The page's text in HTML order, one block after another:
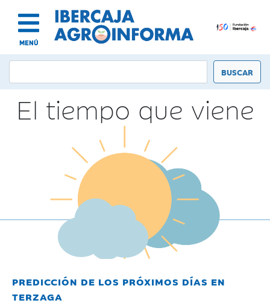
MENÚ
El tiempo que viene
PREDICCIÓN DE LOS PRÓXIMOS DÍAS EN
TERZAGA